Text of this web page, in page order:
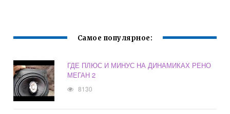
Самое популярное:
ГДЕ ПЛЮС И МИНУС НА ДИНАМИКАХ РЕНО
МЕГАН 2
8130